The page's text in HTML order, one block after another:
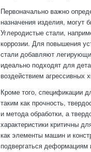
Первоначально важно
назначения изделия,
Углеродистые стали,
коррозии. Для повышения
стали добавляют
идеально подходят для
воздействием агрессивных
Кроме того, спецификации
таким как прочность,
и метода обработки, а
характеристики критичны
как элементы машин и
подвергаться деформациям